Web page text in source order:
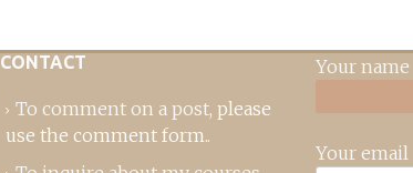
CONTACT
To comment on a post, please
use the comment form..
Your name
Your email